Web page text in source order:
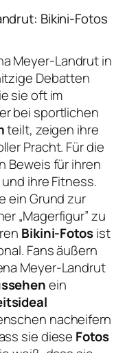
Bikini-Fotos
Meyer-Landrut in
Debatten
sie oft im
bei sportlichen
teilt, zeigen ihre
Pracht. Für die
Beweis für ihren
ihre Fitness.
ein Grund zur
„Magerfigur” zu
Bikini-Fotosist
Fans äußern
Meyer-Landrut
ein
nacheifern
sie diese Fotos